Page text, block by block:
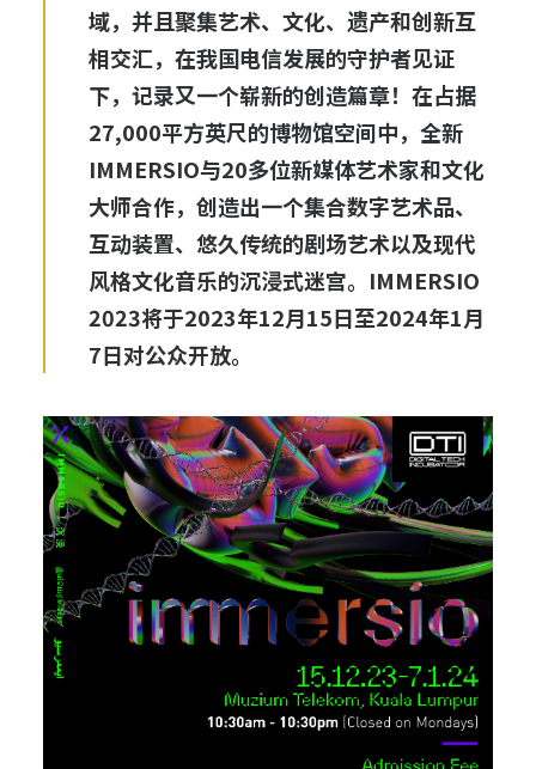
域，并且聚集艺术、文化、遗产和创新互
相交汇，在我国电信发展的守护者见证
下，记录又一个崭新的创造篇章！在占据
27,000平方英尺的博物馆空间中，全新
IMMERSIO与20多位新媒体艺术家和文化
大师合作，创造出一个集合数字艺术品、
互动装置、悠久传统的剧场艺术以及现代
风格文化音乐的沉浸式迷宫。IMMERSIO
2023将于2023年12月15日至2024年1月
7日对公众开放。